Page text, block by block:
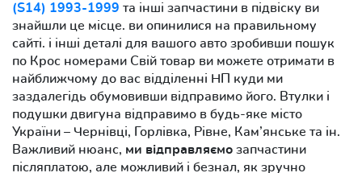
(S14) 1993-1999 та інші запчастини в підвіску ви
знайшли це місце. ви опинилися на правильному
сайті. і інші деталі для вашого авто зробивши пошук
по Крос номерами Свій товар ви можете отримати в
найближчому до вас відділенні НП куди ми
заздалегідь обумовивши відправимо його. Втулки і
подушки двигуна відправимо в будь-яке місто
України – Чернівці, Горлівка, Рівне, Кам’янське та ін.
Важливий нюанс, ми відправляємо запчастини
післяплатою, але можливий і безнал, як зручно